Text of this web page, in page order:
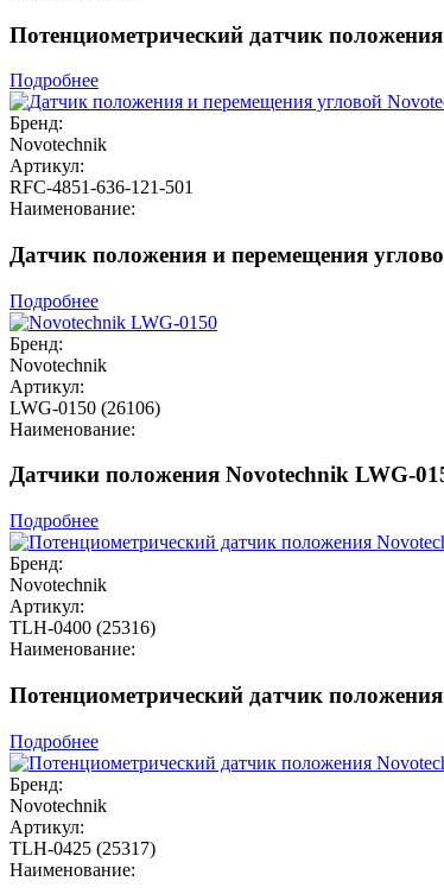
Потенциометрический датчик
Подробнее
Бренд:
Novotechnik
Артикул:
RFC-4851-636-121-501
Наименование:
Датчик положения и перемещения
Подробнее
Бренд:
Novotechnik
Артикул:
LWG-0150 (26106)
Наименование:
Датчики положения Novotechnik LWG-
Подробнее
Бренд:
Novotechnik
Артикул:
TLH-0400 (25316)
Наименование:
Потенциометрический датчик
Подробнее
Бренд:
Novotechnik
Артикул:
TLH-0425 (25317)
Наименование: